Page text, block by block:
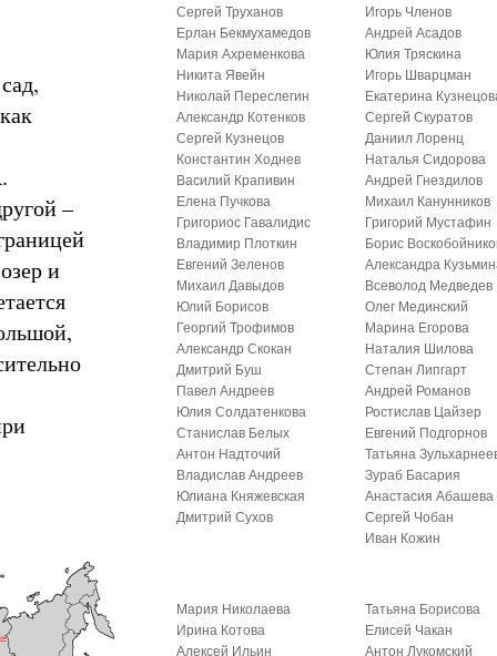
–
и
Сергей Труханов
Ерлан Бекмухамедов
Мария Ахременкова
Никита Явейн
Николай Переслегин
Александр Котенков
Сергей Кузнецов
Константин Ходнев
Василий Крапивин
Елена Пучкова
Григориос Гавалидис
Владимир Плоткин
Евгений Зеленов
Михаил Давыдов
Юлий Борисов
Георгий Трофимов
Александр Скокан
Дмитрий Буш
Павел Андреев
Юлия Солдатенкова
Станислав Белых
Антон Надточий
Владислав Андреев
Юлиана Княжевская
Дмитрий Сухов
Игорь Членов
Андрей Асадов
Юлия Тряскина
Игорь Шварцман
Екатерина
Сергей Скуратов
Даниил Лоренц
Наталья Сидорова
Андрей Гнездилов
Михаил Канунников
Григорий Мустафин
Борис
Александра
Всеволод Медведев
Олег Мединский
Марина Егорова
Наталия Шилова
Степан Липгарт
Андрей Романов
Ростислав Цайзер
Евгений Подгорнов
Татьяна
Зураб Басария
Анастасия Абашева
Сергей Чобан
Иван Кожин
Мария Николаева
Ирина Котова
Алексей Ильин
Татьяна Борисова
Елисей Чакан
Антон Лукомский